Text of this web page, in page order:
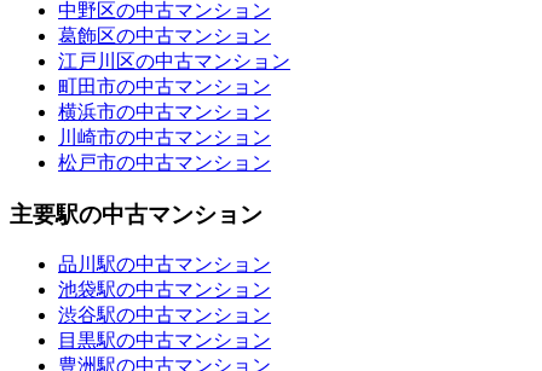
中野区の中古マンション
葛飾区の中古マンション
江戸川区の中古マンション
町田市の中古マンション
横浜市の中古マンション
川崎市の中古マンション
松戸市の中古マンション
主要駅の中古マンション
品川駅の中古マンション
池袋駅の中古マンション
渋谷駅の中古マンション
目黒駅の中古マンション
豊洲駅の中古マンション